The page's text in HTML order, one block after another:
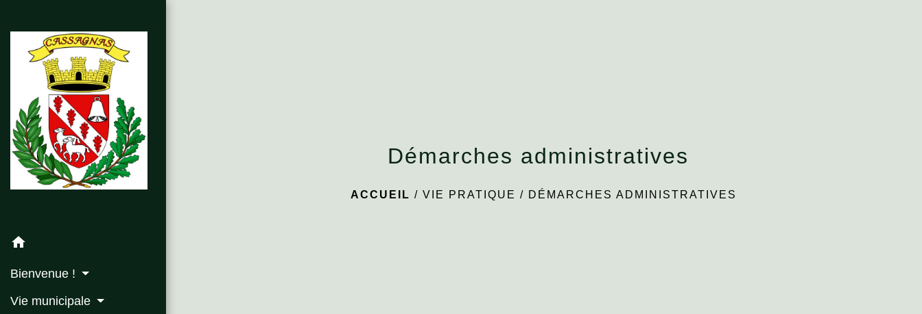
home
Bienvenue !
Vie municipale
Démarches administratives
ACCUEIL /VIE PRATIQUE / DÉMARCHES ADMINISTRATIVES